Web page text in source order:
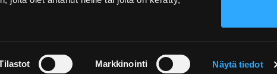
Markkinointi Näytä tiedot
oikeudet pidätetään.